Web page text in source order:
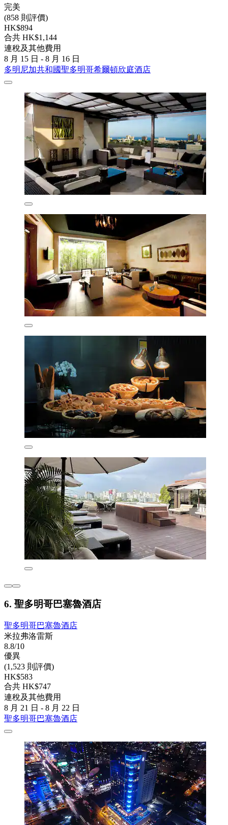
完美
(858 則評價)
HK$894
合共 HK$1,144
連稅及其他費用
8 月 15 日 - 8 月 16 日
多明尼加共和國聖多明哥希爾頓欣庭酒店
6. 聖多明哥巴塞魯酒店
聖多明哥巴塞魯酒店
米拉弗洛雷斯
8.8/10
優異
(1,523 則評價)
HK$583
合共 HK$747
連稅及其他費用
8 月 21 日 - 8 月 22 日
聖多明哥巴塞魯酒店